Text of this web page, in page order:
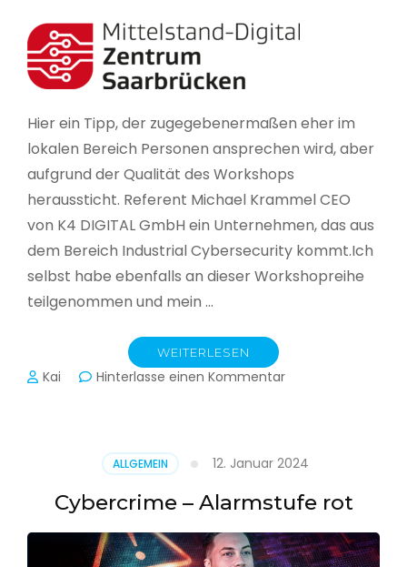
in
Deutschland
Hier ein Tipp, der zugegebenermaßen eher im
lokalen Bereich Personen ansprechen wird, aber
aufgrund der Qualität des Workshops
heraussticht. Referent Michael Krammel CEO
von K4 DIGITAL GmbH ein Unternehmen, das aus
dem Bereich Industrial Cybersecurity kommt.Ich
selbst habe ebenfalls an dieser Workshopreihe
teilgenommen und mein …
WEITERLESEN
Kai Hinterlasse einen Kommentarzu
Produktion
ALLGEMEIN 12. Januar 2024
Cybercrime – Alarmstufe rot